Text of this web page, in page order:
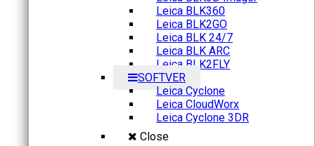
Leica BLK360
Leica BLK2GO
Leica BLK 24/7
Leica BLK ARC
Leica BLK2FLY
SOFTVER
Leica Cyclone
Leica CloudWorx
Leica Cyclone 3DR
Close